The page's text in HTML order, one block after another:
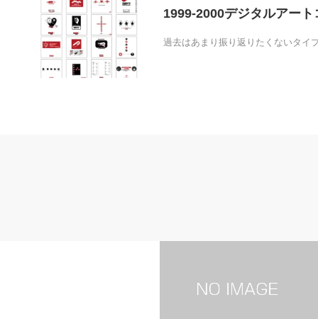
1999-2000デジタルアー
過去はあまり振り返りたくないタイ